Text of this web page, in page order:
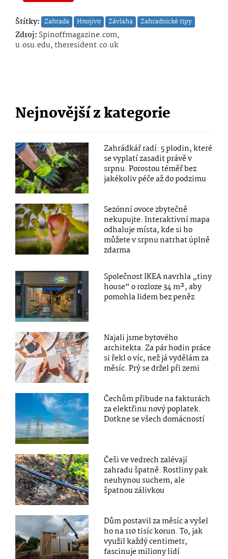
Štítky: Zahrada Hnojivo Závlaha Zahradnické tipy
Zdroj: Spinoffmagazine.com,
u.osu.edu, theresident.co.uk
Nejnovější z kategorie
Zahrádkář radí: 5 plodin, které
se vyplatí zasadit právě v
srpnu. Porostou téměř bez
jakékoliv péče až do podzimu
Sezónní ovoce zbytečně
nekupujte. Interaktivní mapa
odhaluje místa, kde si ho
můžete v srpnu natrhat úplně
zdarma
Společnost IKEA navrhla „tiny
house“ o rozloze 34 m², aby
pomohla lidem bez peněz
Najali jsme bytového
architekta. Za pár hodin práce
si řekl o víc, než já vydělám za
měsíc. Prý se držel při zemi
Čechům přibude na fakturách
za elektřinu nový poplatek.
Dotkne se všech domácností
Češi ve vedrech zalévají
zahradu špatně. Rostliny pak
neuhynou suchem, ale
špatnou zálivkou
Dům postavil za měsíc a vyšel
ho na 110 tisíc korun. To, jak
využil každý centimetr,
fascinuje miliony lidí